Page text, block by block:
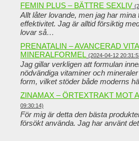
FEMIN PLUS – BÄTTRE SEXLIV
Allt låter lovande, men jag har
effektivitet. Jag är alltid försiktig
lovar så…
PRENATALIN – AVANCERAD
MINERALFORMEL (2024-04-12
Jag gillar verkligen att formulan
nödvändiga vitaminer och
form, vilket stöder både moderns
ZINAMAX – ÖRTEXTRAKT MOT
09:30:14)
För mig är detta den bästa
försökt använda. Jag har använt